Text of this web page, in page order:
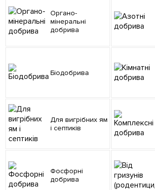
Органо-
мінеральні
добрива
Біодобрива
Для вигрібних ям
і септиків
Фосфорні
добрива